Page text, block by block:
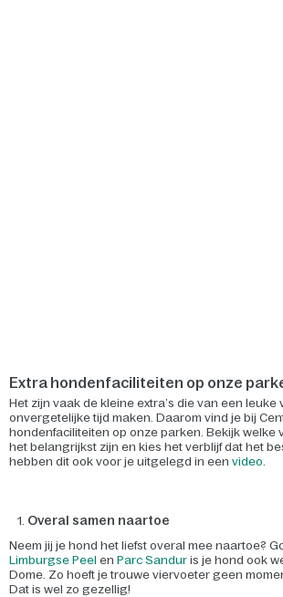
Extra hondenfaciliteiten op onze
Het zijn vaak de kleine extra’s die van een leuke
onvergetelijke tijd maken. Daarom vind je bij
hondenfaciliteiten op onze parken. Bekijk welke
het belangrijkst zijn en kies het verblijf dat het
hebben dit ook voor je uitgelegd in een video.
Overal samen naartoe
Neem jij je hond het liefst overal mee naartoe?
Limburgse Peel en Parc Sandur is je hond ook
Dome. Zo hoeft je trouwe viervoeter geen
Dat is wel zo gezellig!